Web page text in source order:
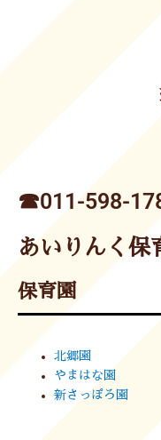
☎︎011-598-
あいりんく保
保育園
北郷園
やまはな園
新さっぽろ園